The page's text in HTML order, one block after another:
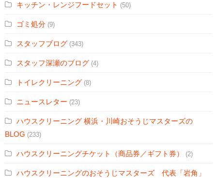
キッチン・レンジフードセット (50)
ゴミ処分 (9)
スタッフブログ (343)
スタッフ深瀬のブログ (4)
トイレクリーニング (8)
ニュースレター (23)
ハウスクリーニング 横浜・川崎おそうじマスターズの
BLOG (233)
ハウスクリーニングチケット（商品券／ギフト券） (2)
ハウスクリーニングのおそうじマスターズ 代表「岩角」